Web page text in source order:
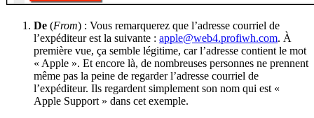
De (From) : Vous remarquerez que l’adresse courriel de
l’expéditeur est la suivante : apple@web4.profiwh.com. À
première vue, ça semble légitime, car l’adresse contient le mot
« Apple ». Et encore là, de nombreuses personnes ne prennent
même pas la peine de regarder l’adresse courriel de
l’expéditeur. Ils regardent simplement son nom qui est «
Apple Support » dans cet exemple.